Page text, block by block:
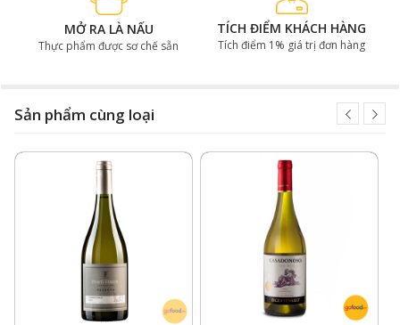
MỞ RA LÀ NẤU
Thực phẩm được sơ chế sẵn
TÍCH ĐIỂM KHÁCH HÀNG
Tích điểm 1% giá trị đơn hàng
Sản phẩm cùng loại